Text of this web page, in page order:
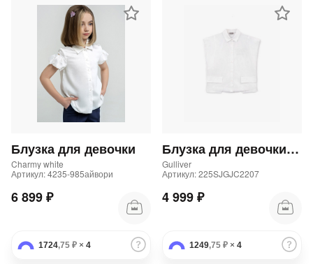
Блузка для девочки
Charmy white
Артикул: 4235-985айвори
6 899 ₽
1724,75 ₽ × 4
Блузка для девочки без рукава из поплина белая
Gulliver
Артикул: 225SJGJC2207
4 999 ₽
1249,75 ₽ × 4